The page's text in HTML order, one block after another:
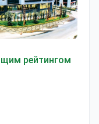
рейтингом